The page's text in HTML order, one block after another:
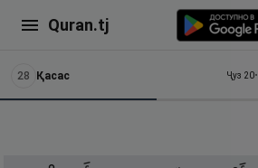
Quran.tj
28 Қасас Ҷуз 20•